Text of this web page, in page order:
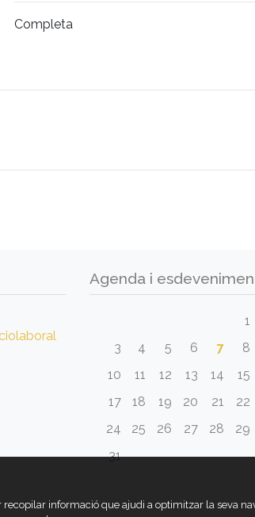
Completa
Agenda i
1
3
4 5 6 7 8
10
11 12 13 14 15
17
18 19 20 21 22
24
25 26 27 28 29
31
informació que ajudi a optimitzar la seva